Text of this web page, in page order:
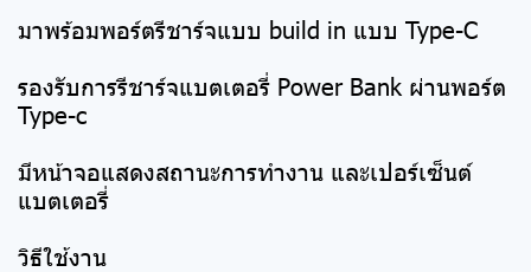
มาพร้อมพอร์ตรีชาร์จแบบ build in แบบ Type-C
รองรับการรีชาร์จแบตเตอรี่ Power Bank ผ่านพอร์ต
Type-c
มีหน้าจอแสดงสถานะการทำงาน และเปอร์เซ็นต์
แบตเตอรี่
วิธีใช้งาน